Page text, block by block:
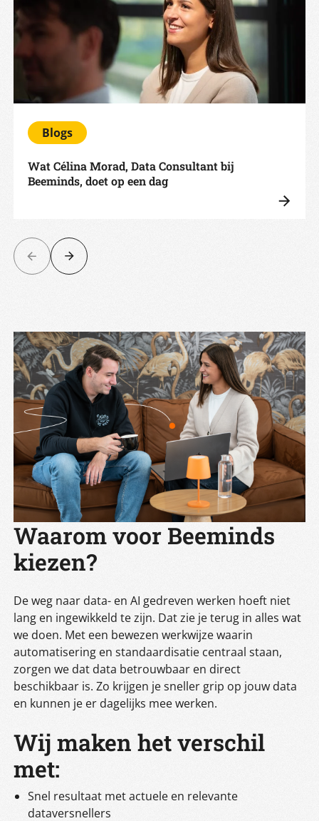
Blogs
Wat Célina Morad, Data Consultant bij
Beeminds, doet op een dag
Waarom voor Beeminds
kiezen?
De weg naar data- en AI gedreven werken hoeft niet
lang en ingewikkeld te zijn. Dat zie je terug in alles wat
we doen. Met een bewezen werkwijze waarin
automatisering en standaardisatie centraal staan,
zorgen we dat data betrouwbaar en direct
beschikbaar is. Zo krijgen je sneller grip op jouw data
en kunnen je er dagelijks mee werken.
Wij maken het verschil
met:
Snel resultaat met actuele en relevante
dataversnellers